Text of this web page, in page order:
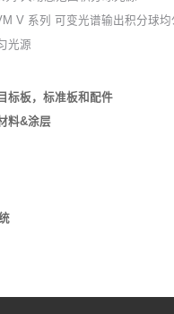
V 系列 可变光谱输出积分球均
光源
标板，标准板和配件
料&涂层